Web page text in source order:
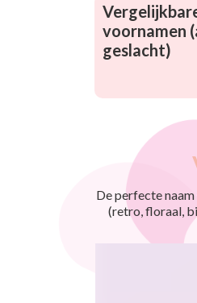
voornamen
geslacht)
De perfecte
(retro, floraal,